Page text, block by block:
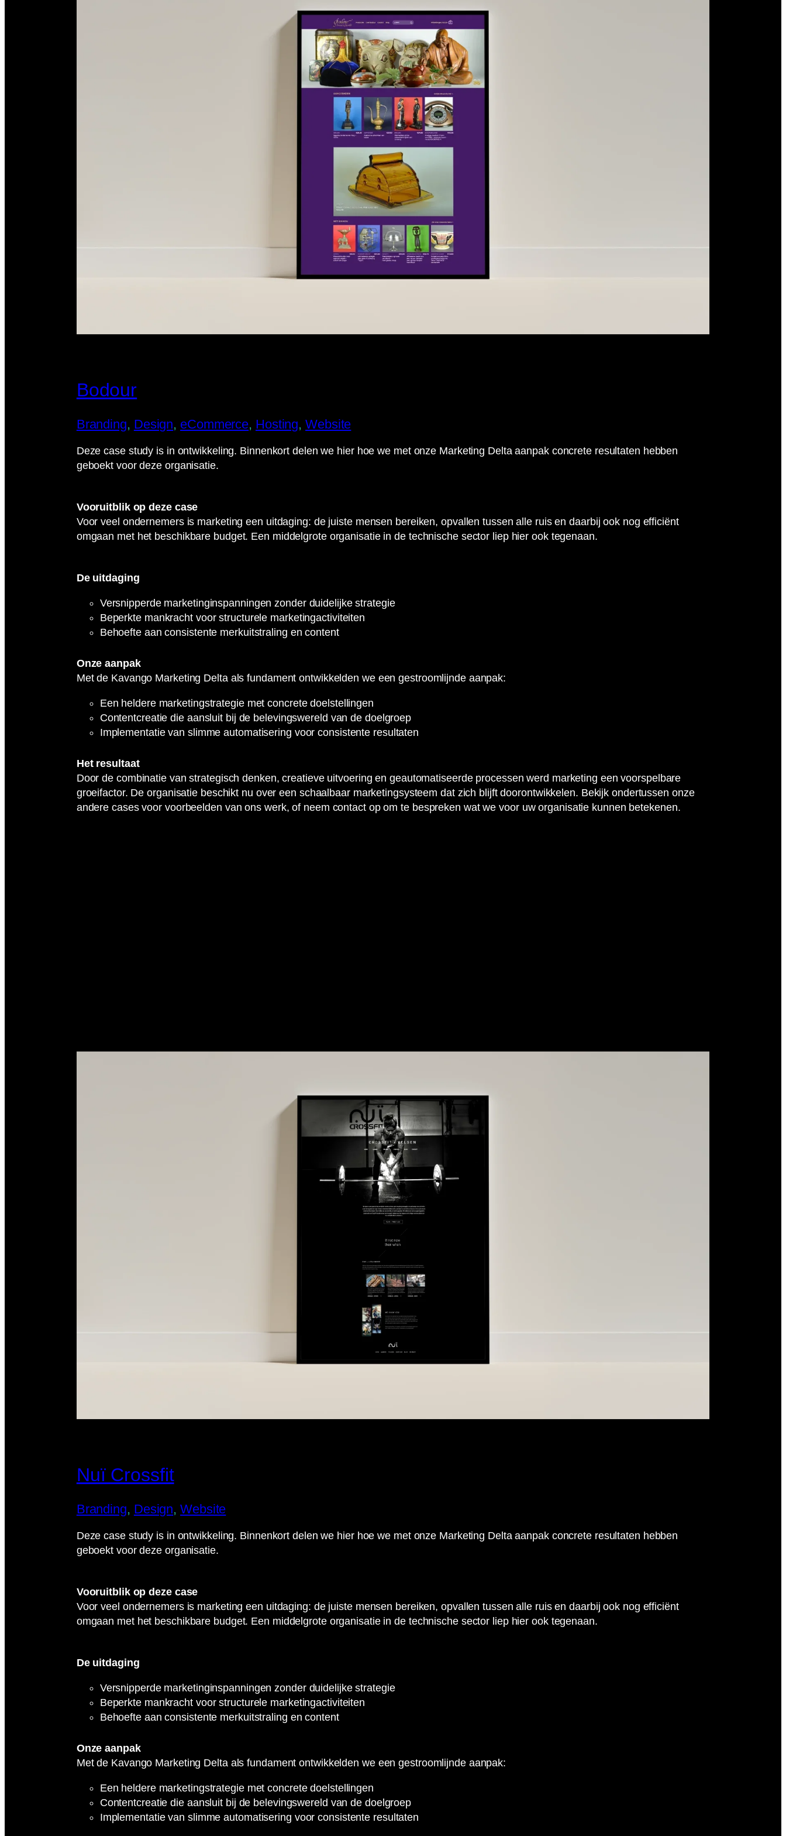
Bodour
Branding, Design, eCommerce, Hosting, Website
Deze case study is in ontwikkeling. Binnenkort delen we hier hoe we met onze Marketing Delta aanpak concrete resultaten hebben
geboekt voor deze organisatie.
Vooruitblik op deze case
Voor veel ondernemers is marketing een uitdaging: de juiste mensen bereiken, opvallen tussen alle ruis en daarbij ook nog efficiënt
omgaan met het beschikbare budget. Een middelgrote organisatie in de technische sector liep hier ook tegenaan.
De uitdaging
Versnipperde marketinginspanningen zonder duidelijke strategie
Beperkte mankracht voor structurele marketingactiviteiten
Behoefte aan consistente merkuitstraling en content
Onze aanpak
Met de Kavango Marketing Delta als fundament ontwikkelden we een gestroomlijnde aanpak:
Een heldere marketingstrategie met concrete doelstellingen
Contentcreatie die aansluit bij de belevingswereld van de doelgroep
Implementatie van slimme automatisering voor consistente resultaten
Het resultaat
Door de combinatie van strategisch denken, creatieve uitvoering en geautomatiseerde processen werd marketing een voorspelbare
groeifactor. De organisatie beschikt nu over een schaalbaar marketingsysteem dat zich blijft doorontwikkelen. Bekijk ondertussen onze
andere cases voor voorbeelden van ons werk, of neem contact op om te bespreken wat we voor uw organisatie kunnen betekenen.
Nuï Crossfit
Branding, Design, Website
Deze case study is in ontwikkeling. Binnenkort delen we hier hoe we met onze Marketing Delta aanpak concrete resultaten hebben
geboekt voor deze organisatie.
Vooruitblik op deze case
Voor veel ondernemers is marketing een uitdaging: de juiste mensen bereiken, opvallen tussen alle ruis en daarbij ook nog efficiënt
omgaan met het beschikbare budget. Een middelgrote organisatie in de technische sector liep hier ook tegenaan.
De uitdaging
Versnipperde marketinginspanningen zonder duidelijke strategie
Beperkte mankracht voor structurele marketingactiviteiten
Behoefte aan consistente merkuitstraling en content
Onze aanpak
Met de Kavango Marketing Delta als fundament ontwikkelden we een gestroomlijnde aanpak:
Een heldere marketingstrategie met concrete doelstellingen
Contentcreatie die aansluit bij de belevingswereld van de doelgroep
Implementatie van slimme automatisering voor consistente resultaten